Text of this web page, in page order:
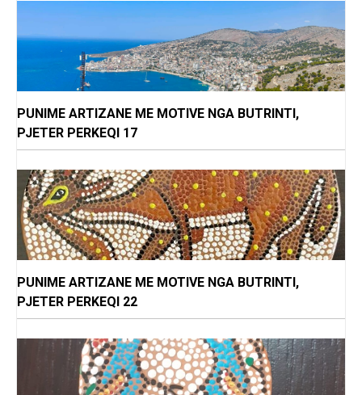
PUNIME ARTIZANE ME MOTIVE NGA BUTRINTI,
PJETER PERKEQI 17
PUNIME ARTIZANE ME MOTIVE NGA BUTRINTI,
PJETER PERKEQI 22